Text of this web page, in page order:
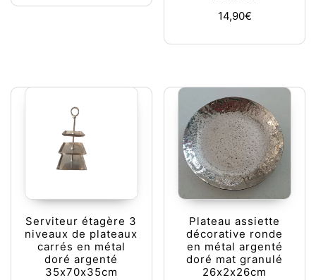
14,90€
Serviteur étagère 3
niveaux de plateaux
carrés en métal
doré argenté
35x70x35cm
Plateau assiette
décorative ronde
en métal argenté
doré mat granulé
26x2x26cm